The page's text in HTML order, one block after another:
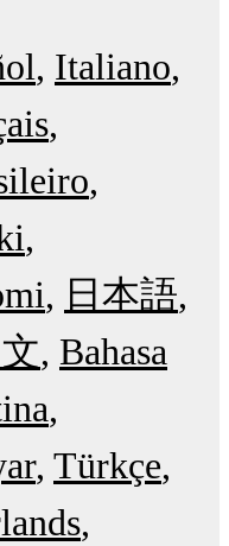
Italiano
日本語
Bahasa
Türkçe